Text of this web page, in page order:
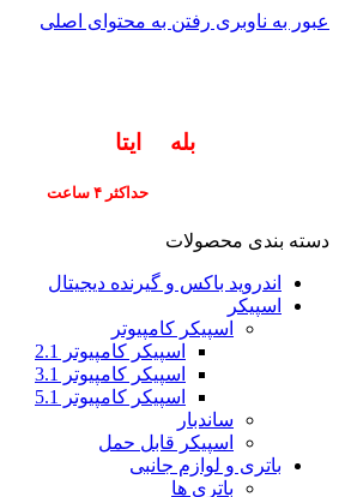
عبور به ناوبری رفتن به محتوای اصلی
بله ایتا
حداکثر ۴ ساعت
دسته بندی محصولات
اندروید باکس و گیرنده دیجیتال
اسپیکر
اسپیکر کامپیوتر
اسپیکر کامپیوتر 2.1
اسپیکر کامپیوتر 3.1
اسپیکر کامپیوتر 5.1
ساندبار
اسپیکر قابل حمل
باتری و لوازم جانبی
باتری ها